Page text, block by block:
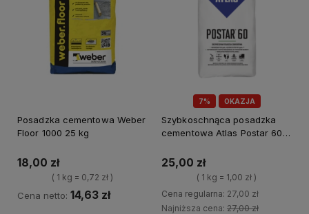
Posadzka cementowa Weber
Floor 1000 25 kg
18,00 zł
( 1 kg = 0,72 zł )
Cena netto: 14,63 zł
7% OKAZJA
Szybkoschnąca posadzka
cementowa Atlas Postar 60
25,00 zł
( 1 kg = 1,00 zł )
Cena regularna: 27,00 zł
Najniższa cena: 27,00 zł